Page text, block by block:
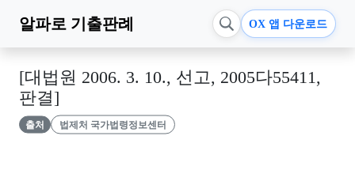
알파로 기출판례 OX 앱 다운로드
[대법원 2006. 3. 10., 선고, 2005다55411,
판결]
출처 법제처 국가법령정보센터